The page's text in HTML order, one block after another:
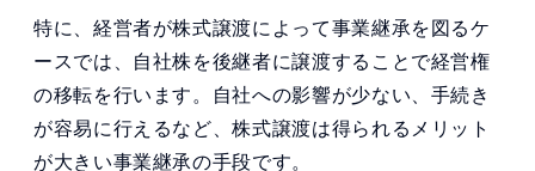
特に、経営者が株式譲渡によって事業継承を図るケ
ースでは、自社株を後継者に譲渡することで経営権
の移転を行います。自社への影響が少ない、手続き
が容易に行えるなど、株式譲渡は得られるメリット
が大きい事業継承の手段です。